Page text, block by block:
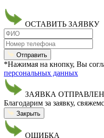
ОСТАВИТЬ ЗАЯВКУ
Отправить
*Нажимая на кнопку, Вы
персональных данных
ЗАЯВКА
Благодарим за заявку,
Закрыть
ОШИБКА